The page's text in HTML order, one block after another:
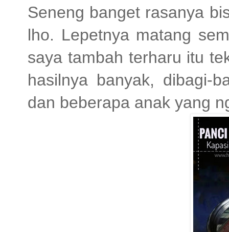
Seneng banget rasanya
lho. Lepetnya matang
saya tambah terharu itu
hasilnya banyak, dibagi-
dan beberapa anak yang